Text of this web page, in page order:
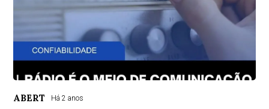
ABERT Há 2 anos